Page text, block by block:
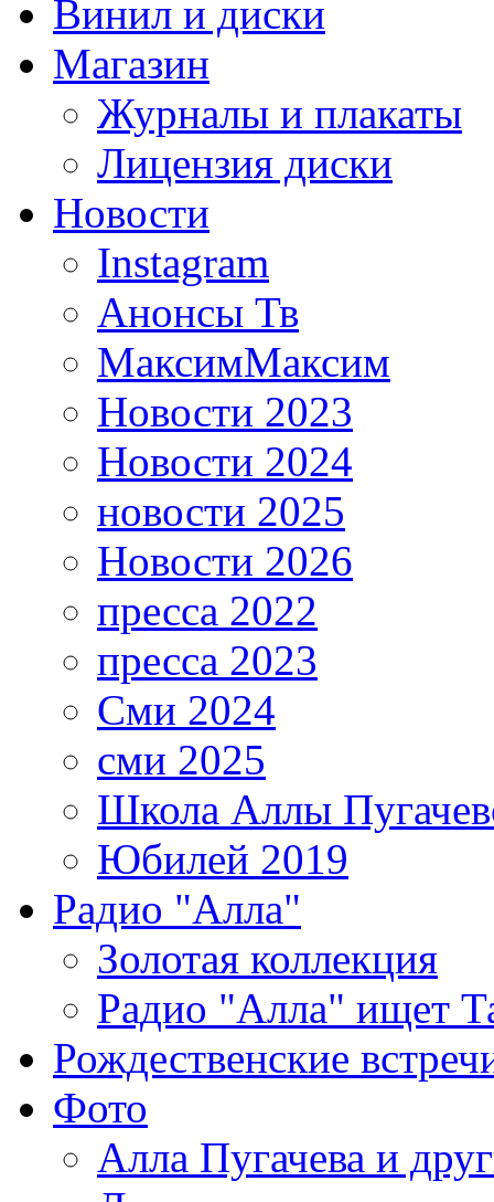
Винил и диски
Магазин
Журналы и плакаты
Лицензия диски
Новости
Instagram
Анонсы Тв
МаксимМаксим
Новости 2023
Новости 2024
новости 2025
Новости 2026
пресса 2022
пресса 2023
Сми 2024
сми 2025
Школа Аллы
Юбилей 2019
Радио "Алла"
Золотая коллекция
Радио "Алла" ищет
Рождественские
Фото
Алла Пугачева и